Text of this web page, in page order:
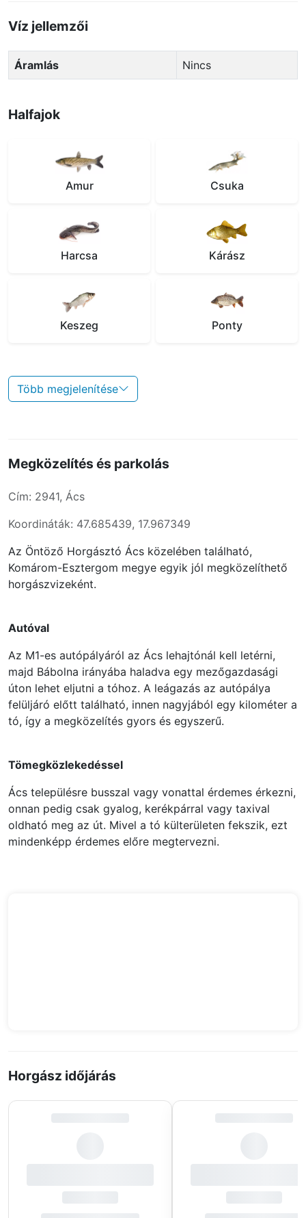
Víz jellemzői
Áramlás Nincs
Halfajok
Amur Csuka
Harcsa Kárász
Keszeg Ponty
Több megjelenítése
Megközelítés és parkolás
Cím: 2941, Ács
Koordináták: 47.685439, 17.967349
Az Öntöző Horgásztó Ács közelében található,
Komárom-Esztergom megye egyik jól megközelíthető
horgászvizeként.
Autóval
Az M1-es autópályáról az Ács lehajtónál kell letérni,
majd Bábolna irányába haladva egy mezőgazdasági
úton lehet eljutni a tóhoz. A leágazás az autópálya
felüljáró előtt található, innen nagyjából egy kilométer a
tó, így a megközelítés gyors és egyszerű.
Tömegközlekedéssel
Ács településre busszal vagy vonattal érdemes érkezni,
onnan pedig csak gyalog, kerékpárral vagy taxival
oldható meg az út. Mivel a tó külterületen fekszik, ezt
mindenképp érdemes előre megtervezni.
Horgász időjárás